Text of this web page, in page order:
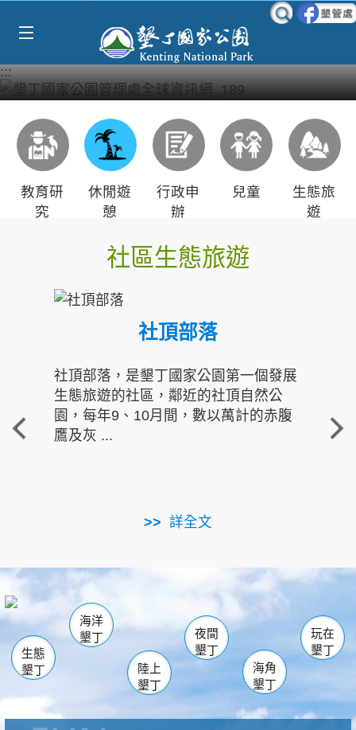
:::
教育研
究
休閒遊
憩
行政申
辦
兒童
生態旅
遊
社區生態旅遊
社頂部落
社頂部落，是墾丁國家公園第一個發展
生態旅遊的社區，鄰近的社頂自然公
園，每年9、10月間，數以萬計的赤腹
鷹及灰 ...
詳全文
重
走進
南仁湖
海生館
恆春 佳樂水
龍鑾潭自然中心 森林遊樂區
瓊麻館
關山 墾管處遊客中心
社頂公園 風吹沙
船帆石
白砂 龍磐公園
香蕉灣
砂島
鵝鑾鼻
生態
墾丁
海洋
墾丁
陸上
墾丁
夜間
墾丁
海角
墾丁
玩在
墾丁